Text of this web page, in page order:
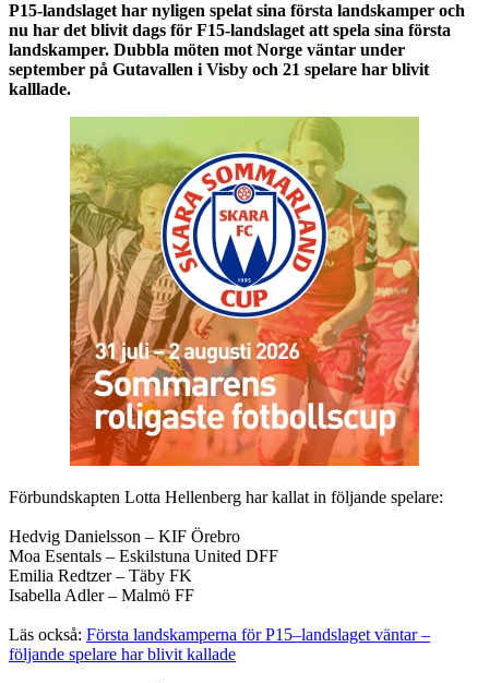
P15-landslaget har nyligen spelat sina första landskamper och
nu har det blivit dags för F15-landslaget att spela sina första
landskamper. Dubbla möten mot Norge väntar under
september på Gutavallen i Visby och 21 spelare har blivit
kalllade.
Förbundskapten Lotta Hellenberg har kallat in följande spelare:
Hedvig Danielsson – KIF Örebro
Moa Esentals – Eskilstuna United DFF
Emilia Redtzer – Täby FK
Isabella Adler – Malmö FF
Läs också: Första landskamperna för P15–landslaget väntar ­–
följande spelare har blivit kallade